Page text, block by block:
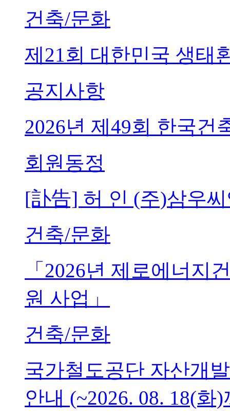
건축/문화
제21회 대한민국 생태
공지사항
2026년 제49회 한국건
회원동정
[訃告] 허 인 (주)삼우
건축/문화
「2026년 제로에너지
원 사업」
건축/문화
국가철도공단 자산개
안내 (~2026. 08. 18(화